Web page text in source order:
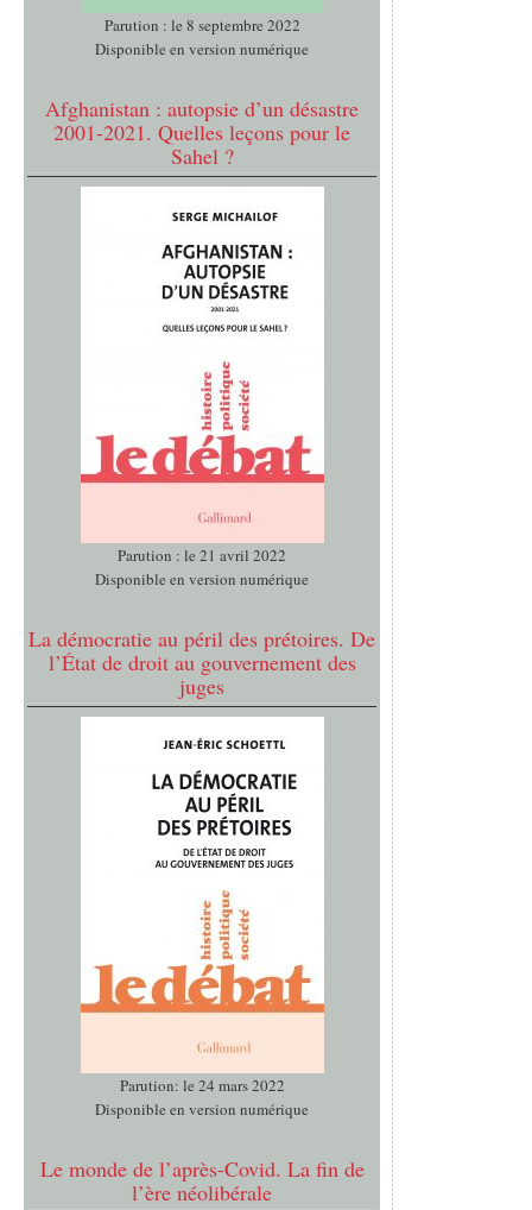
Parution : le 8 septembre 2022
Disponible en version numérique
Afghanistan : autopsie d’un désastre
2001-2021. Quelles leçons pour le
Sahel ?
Parution : le 21 avril 2022
Disponible en version numérique
La démocratie au péril des prétoires. De
l’État de droit au gouvernement des
juges
Parution: le 24 mars 2022
Disponible en version numérique
Le monde de l’après-Covid. La fin de
l’ère néolibérale